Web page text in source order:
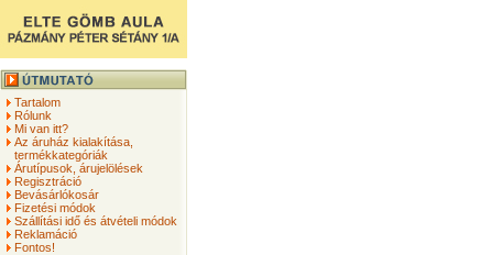
Tartalom
Rólunk
Mi van itt?
Az áruház kialakítása,
termékkategóriák
Árutípusok, árujelölések
Regisztráció
Bevásárlókosár
Fizetési módok
Szállítási idő és átvételi módok
Reklamáció
Fontos!